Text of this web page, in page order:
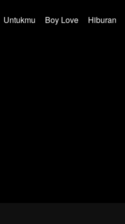
Untukmu Boy Love Hiburan